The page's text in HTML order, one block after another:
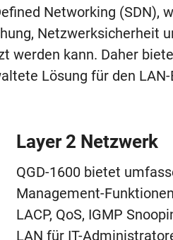
Networking (SDN),
Netzwerksicherheit
werden kann. Daher
Lösung für den LAN-
Layer 2 Netzwerk
QGD-1600 bietet
Management-
LACP, QoS, IGMP
LAN für IT-